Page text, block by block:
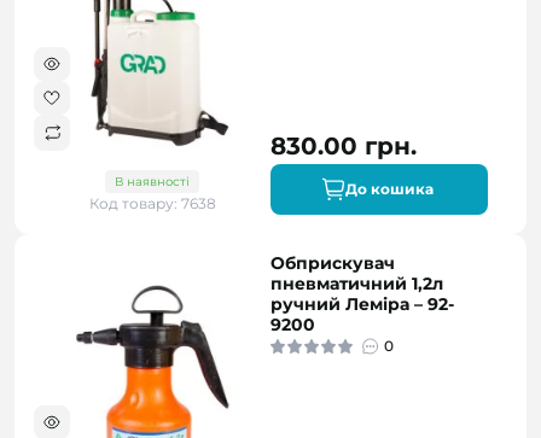
В наявності
Код товару: 7638
830.00 грн.
До кошика
Обприскувач
пневматичний 1,2л
ручний Леміра – 92-
9200
0